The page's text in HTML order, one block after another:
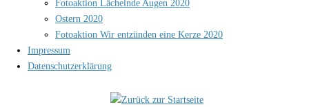
Fotoaktion Lächelnde Augen 2020
Ostern 2020
Fotoaktion Wir entzünden eine Kerze 2020
Impressum
Datenschutzerklärung